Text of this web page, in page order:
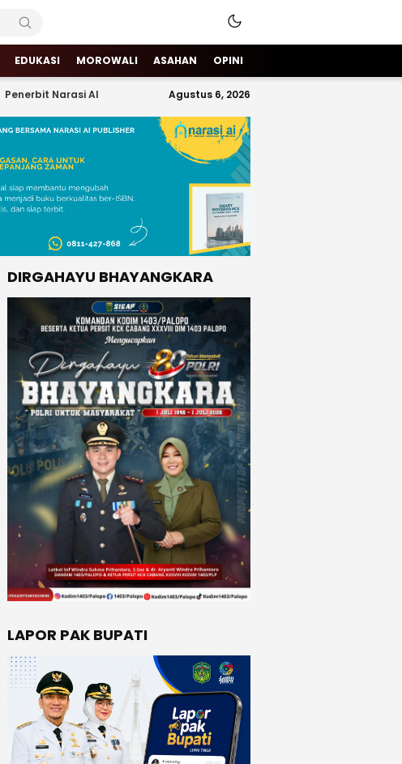
EDUKASI MOROWALI ASAHAN OPINI
Penerbit Narasi AI Agustus 6, 2026
DIRGAHAYU BHAYANGKARA
LAPOR PAK BUPATI